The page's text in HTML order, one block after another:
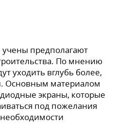
учены предполагают
По мнению
уходить вглубь более,
Основным материалом
экраны, которые
под пожелания